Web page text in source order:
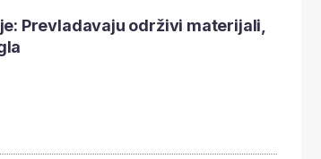
Prevladavaju održivi materijali,